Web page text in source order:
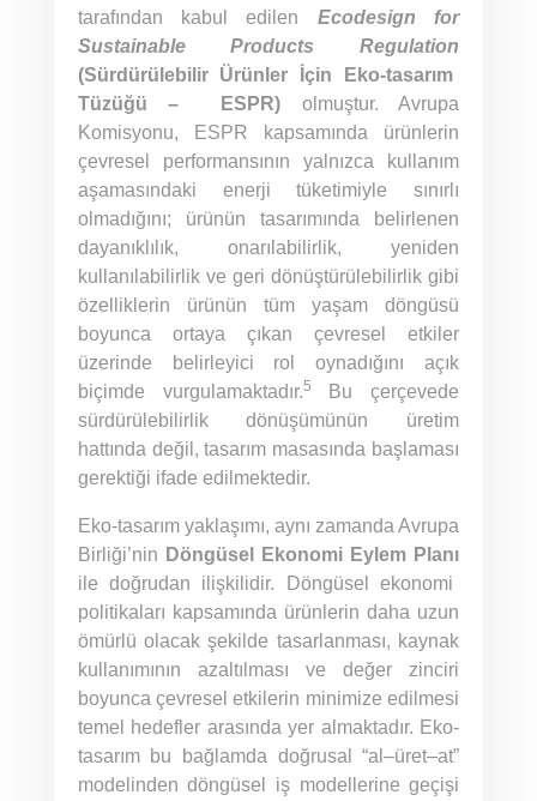
tarafından kabul edilen Ecodesign for
Sustainable Products Regulation
(Sürdürülebilir Ürünler İçin Eko-tasarım
Tüzüğü – ESPR) olmuştur. Avrupa
Komisyonu, ESPR kapsamında ürünlerin
çevresel performansının yalnızca kullanım
aşamasındaki enerji tüketimiyle sınırlı
olmadığını; ürünün tasarımında belirlenen
dayanıklılık, onarılabilirlik, yeniden
kullanılabilirlik ve geri dönüştürülebilirlik gibi
özelliklerin ürünün tüm yaşam döngüsü
boyunca ortaya çıkan çevresel etkiler
üzerinde belirleyici rol oynadığını açık
biçimde vurgulamaktadır.5
Bu çerçevede
sürdürülebilirlik dönüşümünün üretim
hattında değil, tasarım masasında başlaması
gerektiği ifade edilmektedir.
Eko-tasarım yaklaşımı, aynı zamanda Avrupa
Birliği’nin Döngüsel Ekonomi Eylem Planı
ile doğrudan ilişkilidir. Döngüsel ekonomi
politikaları kapsamında ürünlerin daha uzun
ömürlü olacak şekilde tasarlanması, kaynak
kullanımının azaltılması ve değer zinciri
boyunca çevresel etkilerin minimize edilmesi
temel hedefler arasında yer almaktadır. Eko-
tasarım bu bağlamda doğrusal “al–üret–at”
modelinden döngüsel iş modellerine geçişi